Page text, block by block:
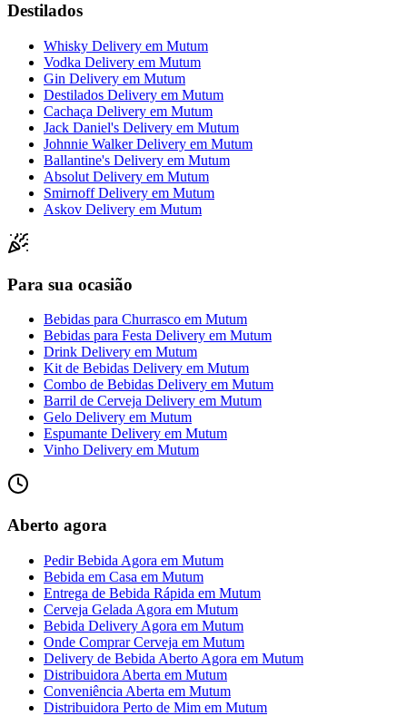
Destilados
Whisky Delivery em Mutum
Vodka Delivery em Mutum
Gin Delivery em Mutum
Destilados Delivery em Mutum
Cachaça Delivery em Mutum
Jack Daniel's Delivery em Mutum
Johnnie Walker Delivery em Mutum
Ballantine's Delivery em Mutum
Absolut Delivery em Mutum
Smirnoff Delivery em Mutum
Askov Delivery em Mutum
Para sua ocasião
Bebidas para Churrasco em Mutum
Bebidas para Festa Delivery em Mutum
Drink Delivery em Mutum
Kit de Bebidas Delivery em Mutum
Combo de Bebidas Delivery em Mutum
Barril de Cerveja Delivery em Mutum
Gelo Delivery em Mutum
Espumante Delivery em Mutum
Vinho Delivery em Mutum
Aberto agora
Pedir Bebida Agora em Mutum
Bebida em Casa em Mutum
Entrega de Bebida Rápida em Mutum
Cerveja Gelada Agora em Mutum
Bebida Delivery Agora em Mutum
Onde Comprar Cerveja em Mutum
Delivery de Bebida Aberto Agora em Mutum
Distribuidora Aberta em Mutum
Conveniência Aberta em Mutum
Distribuidora Perto de Mim em Mutum